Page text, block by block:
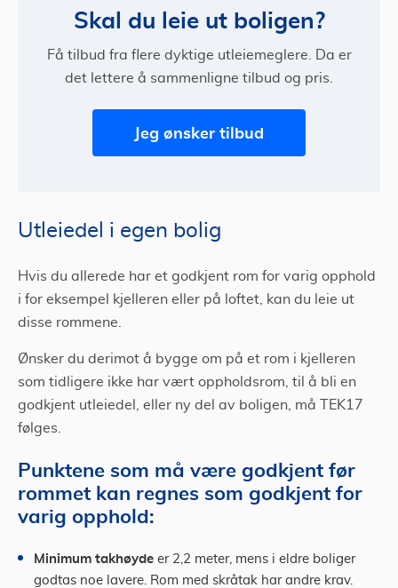
Skal du leie ut boligen?
Få tilbud fra flere dyktige utleiemeglere. Da er
det lettere å sammenligne tilbud og pris.
Jeg ønsker tilbud
Utleiedel i egen bolig
Hvis du allerede har et godkjent rom for varig opphold
i for eksempel kjelleren eller på loftet, kan du leie ut
disse rommene.
Ønsker du derimot å bygge om på et rom i kjelleren
som tidligere ikke har vært oppholdsrom, til å bli en
godkjent utleiedel, eller ny del av boligen, må TEK17
følges.
Punktene som må være godkjent før
rommet kan regnes som godkjent for
varig opphold:
Minimum takhøyde er 2,2 meter, mens i eldre boliger
godtas noe lavere. Rom med skråtak har andre krav.